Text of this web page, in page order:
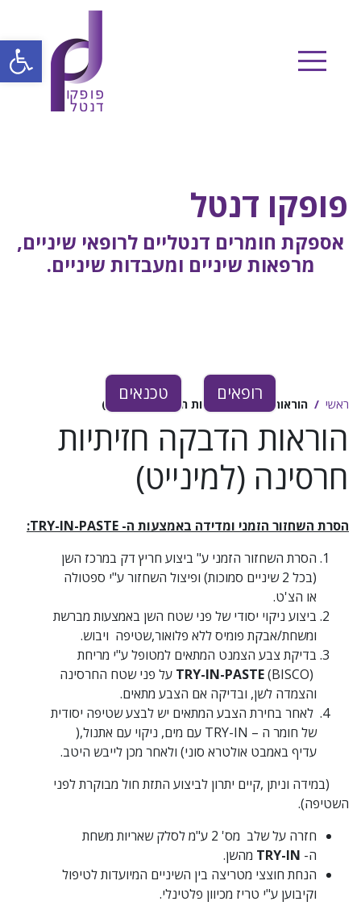
content
פופקו דנטל
אספקת חומרים דנטליים לרופאי שיניים,
מרפאות שיניים ומעבדות שיניים.
רופאים טכנאים
ראשי הוראות הדבקה חזיתיות חרסינה (למינייט)
הוראות הדבקה חזיתיות
חרסינה (למינייט)
הסרת השחזור הזמני ומדידה באמצעות ה-
:
הסרת השחזור הזמני ע" ביצוע חריץ דק במרכז השן
(בכל 2 שיניים סמוכות) ופיצול השחזור ע"י ספטולה
או הצ'ט.
ביצוע ניקוי יסודי של פני שטח השן באמצעות מברשת
ומשחת/אבקת פומיס ללא פלואור,שטיפה ויבוש.
בדיקת צבע הצמנט המתאים למטופל ע"י מריחת
TRY-IN-PASTE (BISCO) על פני שטח החרסינה
והצמדה לשן, ובדיקה אם הצבע מתאים.
לאחר בחירת הצבע המתאים יש לבצע שטיפה יסודית
של חומר ה – TRY-IN עם מים, ניקוי עם אתנול,(
עדיף באמבט אולטרא סוני) ולאחר מכן לייבש היטב.
(במידה וניתן ,קיים יתרון לביצוע התזת חול מבוקרת לפני
השטיפה).
חזרה על שלב מס' 2 ע"מ לסלק שאריות משחת
ה-
מהשן.
הנחת חוצצי מטריצה בין השיניים המיועדות לטיפול
וקיבוען ע"י טריז מכיוון פלטינלי.